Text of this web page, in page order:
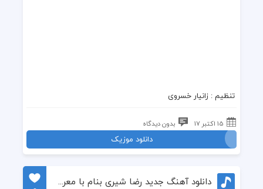
تنظیم : زانیار خسروی
15 اکتبر 17 بدون دیدگاه
دانلود موزیک
دانلود آهنگ جدید رضا شیری بنام با معرفت